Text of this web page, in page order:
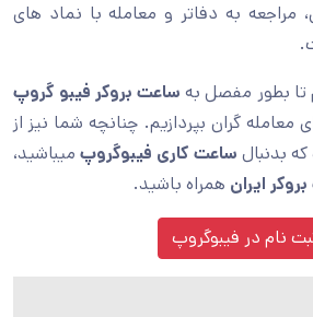
مراجعه به دفاتر و معامله با نماد های
تا بطور مفصل به ساعت بروکر فیبو گروپ
معامله گران بپردازیم. چنانچه شما نیز از
بدنبال ساعت کاری فیبوگروپ میباشید،
ایران همراه باشید.
نام در فیبوگروپ